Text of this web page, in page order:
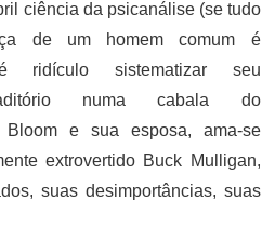
ciência da psicanálise (se tudo
de um homem comum é
ridículo sistematizar seu
numa cabala do
Bloom e sua esposa, ama-se
extrovertido Buck Mulligan,
suas desimportâncias, suas